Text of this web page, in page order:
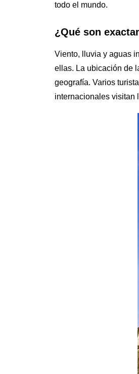
todo el mundo.
¿Qué son
Viento, lluvia y aguas
ellas. La ubicación de
geografía. Varios
internacionales visitan